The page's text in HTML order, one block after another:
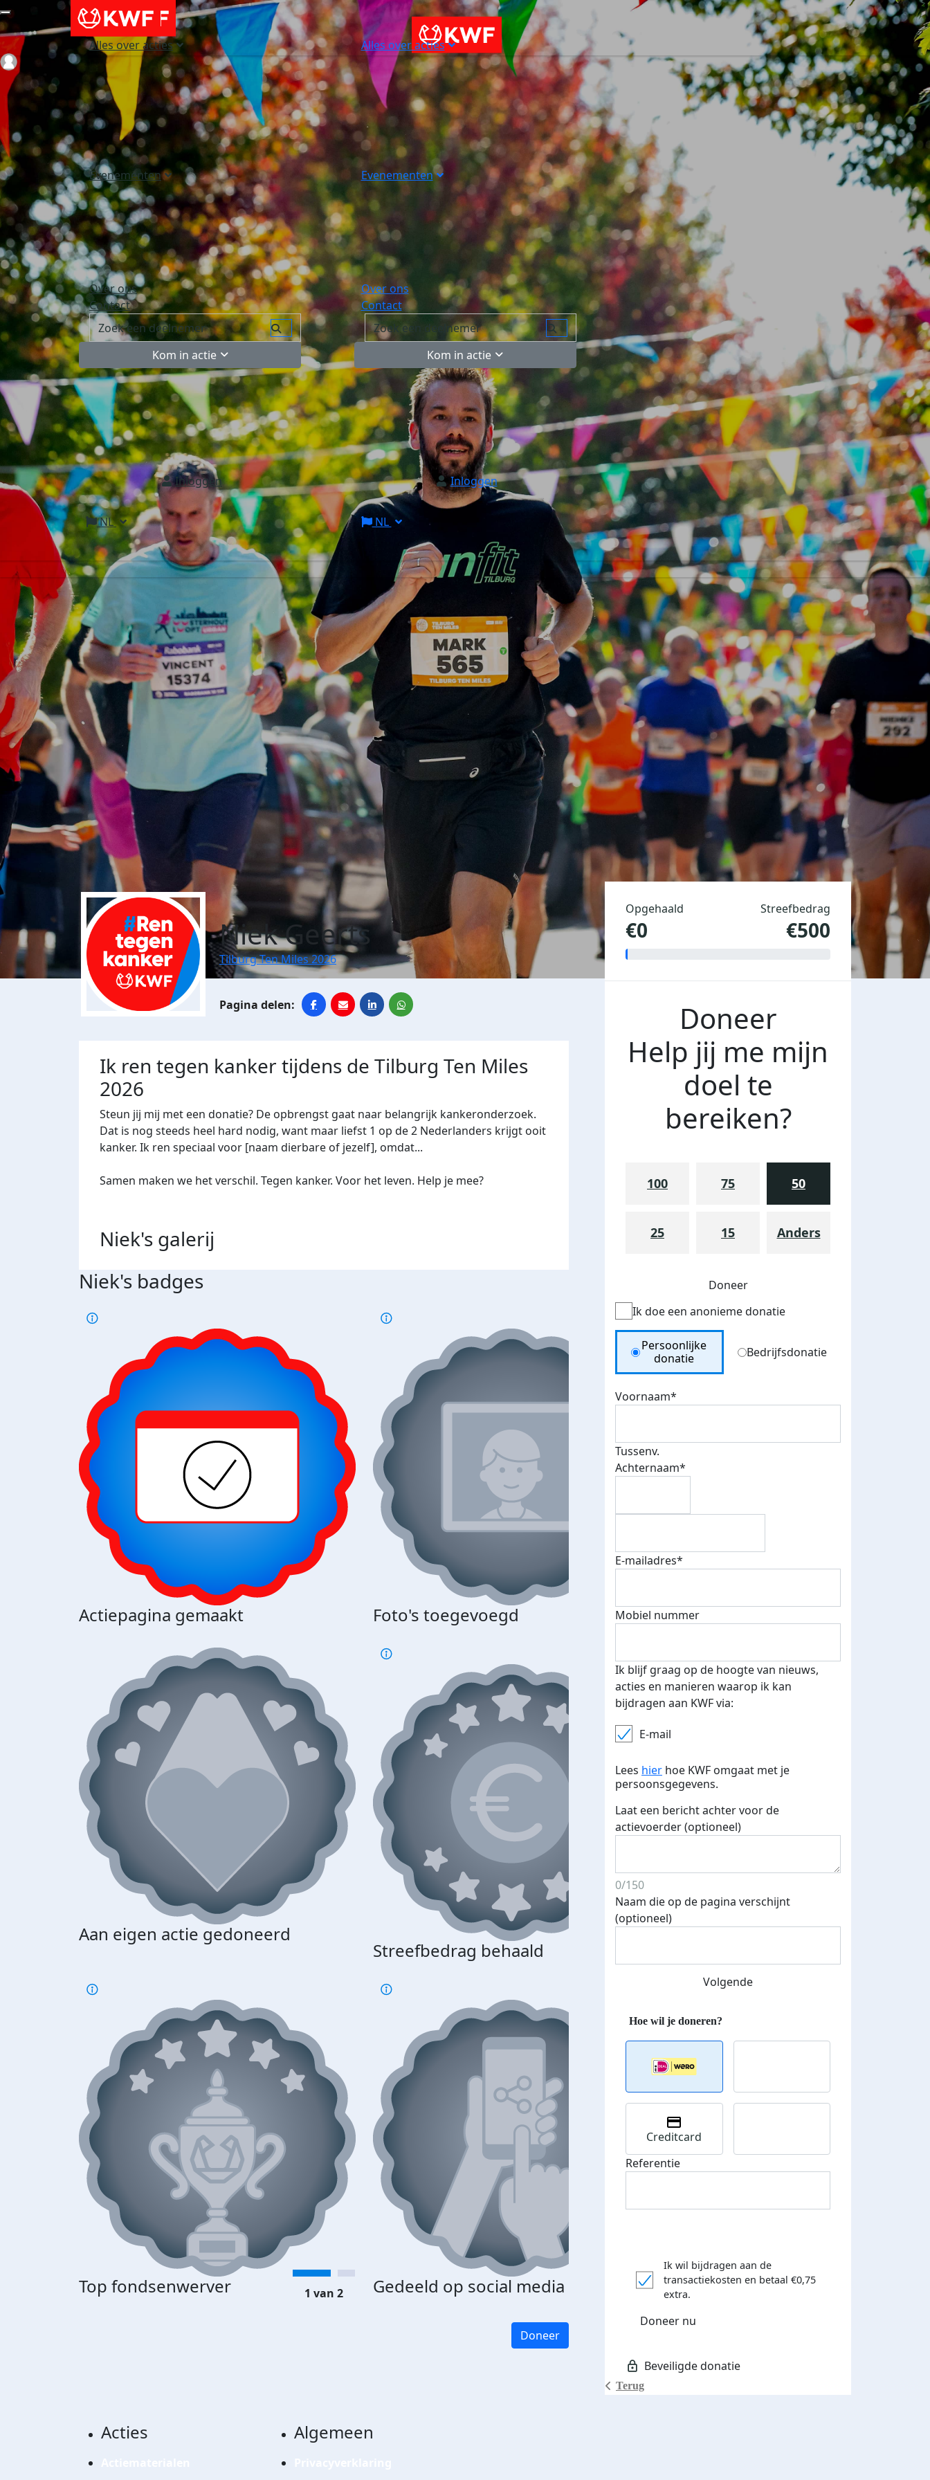
Alles over acties
Evenementen
Over ons
Contact
Kom in actie
Inloggen
NL
Alles over acties
Evenementen
Over ons
Contact
Kom in actie
Inloggen
NL
Login
Niek Geerts
Tilburg Ten Miles 2026
Ik ren tegen kanker tijdens de Tilburg Ten Miles
2026
Steun jij mij met een donatie? De opbrengst gaat naar belangrijk kankeronderzoek.
Dat is nog steeds heel hard nodig, want maar liefst 1 op de 2 Nederlanders krijgt ooit
kanker. Ik ren speciaal voor [naam dierbare of jezelf], omdat...
Samen maken we het verschil. Tegen kanker. Voor het leven. Help je mee?
Niek's galerij
Niek's badges
Actiepagina gemaakt Foto's toegevoegd E-mails verstuurd
Aan eigen actie gedoneerd
Streefbedrag behaald
Top fondsenwerver Gedeeld op social media Donateurs bedankt
je je speciale KWF t-shirt!
1 van 2
Doneer
Opgehaald
€0
Streefbedrag
€500
Doneer
Help jij me mijn
doel te
bereiken?
100 75 50
25 15 Anders
Doneer
Ik doe een anonieme donatie
Donation Type
Persoonlijke
donatie
Bedrijfsdonatie
Voornaam*
Tussenv.
Achternaam*
E-mailadres*
Mobiel nummer
Ik blijf graag op de hoogte van nieuws,
acties en manieren waarop ik kan
bijdragen aan KWF via:
E-mail
Lees hier hoe KWF omgaat met je
persoonsgegevens.
Laat een bericht achter voor de
actievoerder (optioneel)
0/150
Naam die op de pagina verschijnt
(optioneel)
Volgende
Terug
Creditcard
Referentie
Ik wil bijdragen aan de
transactiekosten en betaal €0,75
extra.
Doneer nu
Acties Algemeen